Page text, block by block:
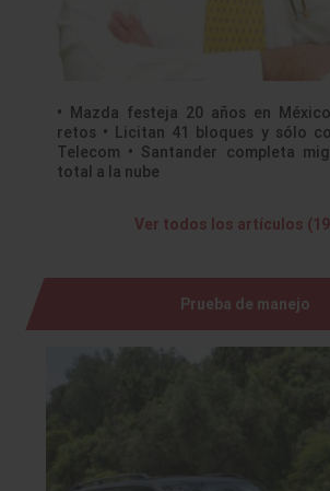
• Mazda festeja 20 años en
retos • Licitan 41 bloques y sólo
Telecom • Santander completa
total a la nube
Ver todos los artículos
Prueba de manejo